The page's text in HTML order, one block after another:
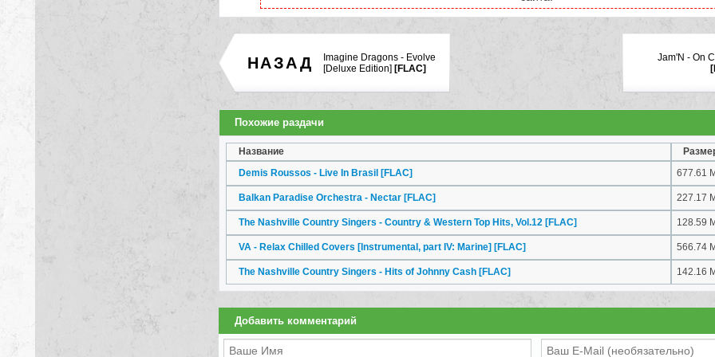
НАЗАД
Imagine Dragons - Evolve
[Deluxe Edition] [FLAC]
Jam'N - On
Похожие раздачи
Название
Demis Roussos - Live In Brasil [FLAC] 677.61
Balkan Paradise Orchestra - Nectar [FLAC] 227.17
The Nashville Country Singers - Country & Western Top Hits, Vol.12 [FLAC] 128.59
VA - Relax Chilled Covers [Instrumental, part IV: Marine] [FLAC] 566.74
The Nashville Country Singers - Hits of Johnny Cash [FLAC] 142.16
Добавить комментарий